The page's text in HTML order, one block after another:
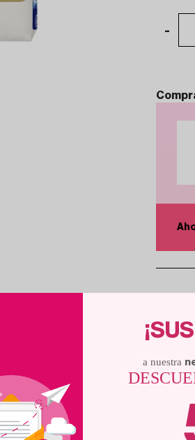
-
Con descuentos de
a nuestra